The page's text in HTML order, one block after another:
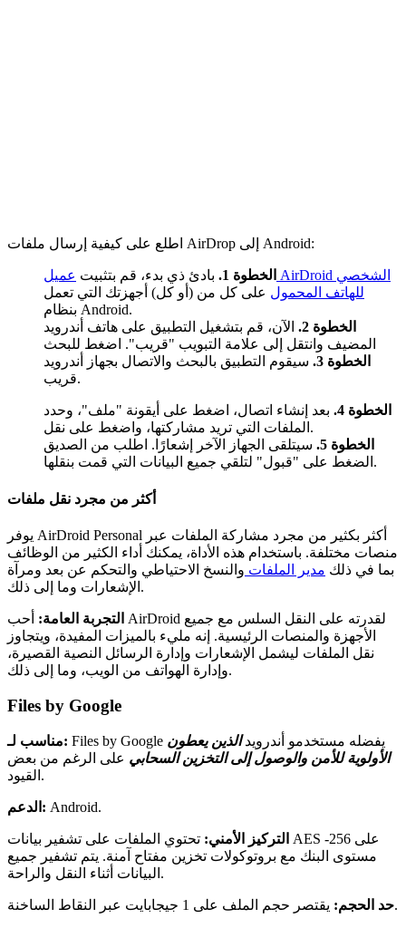
اطلع على كيفية إرسال ملفات AirDrop إلى Android:
الخطوة 1. بادئ ذي بدء، قم بتثبيت عميل AirDroid الشخصي
للهاتف المحمول على كل من (أو كل) أجهزتك التي تعمل
بنظام Android.
الخطوة 2.
الآن، قم بتشغيل التطبيق على هاتف أندرويد
المضيف وانتقل إلى علامة التبويب "قريب". اضغط للبحث
الخطوة 3.
سيقوم التطبيق بالبحث والاتصال بجهاز أندرويد
قريب.
الخطوة 4.
بعد إنشاء اتصال، اضغط على أيقونة "ملف"، وحدد
الملفات التي تريد مشاركتها، واضغط على نقل.
الخطوة 5.
سيتلقى الجهاز الآخر إشعارًا. اطلب من الصديق
الضغط على "قبول" لتلقي جميع البيانات التي قمت بنقلها.
أكثر من مجرد نقل ملفات
يوفر AirDroid Personal أكثر بكثير من مجرد مشاركة الملفات عبر
منصات مختلفة. باستخدام هذه الأداة، يمكنك أداء الكثير من الوظائف
بما في ذلك مدير الملفات والنسخ الاحتياطي والتحكم عن بعد ومرآة
الإشعارات وما إلى ذلك.
التجربة العامة: أحب AirDroid لقدرته على النقل السلس مع جميع
الأجهزة والمنصات الرئيسية. إنه مليء بالميزات المفيدة، ويتجاوز
نقل الملفات ليشمل الإشعارات وإدارة الرسائل النصية القصيرة،
وإدارة الهواتف من الويب، وما إلى ذلك.
Files by Google
مناسب لـ: Files by Google يفضله مستخدمو أندرويدالذين يعطون
الأولوية للأمن والوصول إلى التخزين السحابي على الرغم من بعض
القيود.
الدعم: Android.
التركيز الأمني: تحتوي الملفات على تشفير بيانات AES -256 على
مستوى البنك مع بروتوكولات تخزين مفتاح آمنة. يتم تشفير جميع
البيانات أثناء النقل والراحة.
حد الحجم:يقتصر حجم الملف على 1 جيجابايت عبر النقاط الساخنة.